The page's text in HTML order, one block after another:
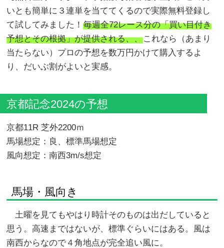
いとも簡単に３連単を当ててくるので実際無料登録し
て試してみました！毎週全72レース分の「買い目付き
予想とその根拠」が提供される、、これなら（あまり
当たらない）プロの予想を数万円かけて購入するよ
り、だいぶ割がよいと実感。
京都記念2024の予想
京都11R 芝外2200ｍ
馬場想定：良、標準馬場想定
風向想定：南西3m/s想定
馬場・風向き
土曜を見てもやはり時計そのものは出だしていると
思う。高速まではないが、標準ぐらいにはある。風は
南西からなので４角地点が完全追い風に。